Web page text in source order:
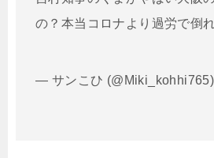
の？本当コロナより過労で倒
— サンこひ (@Miki_kohhi765)